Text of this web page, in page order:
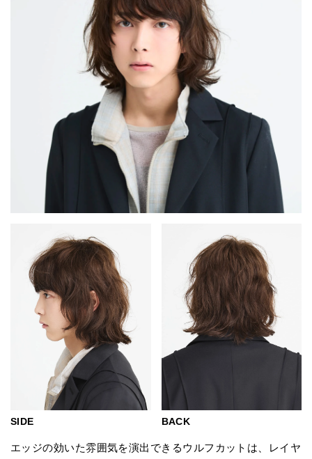
SIDE BACK
エッジの効いた雰囲気を演出できるウルフカットは、レイヤ